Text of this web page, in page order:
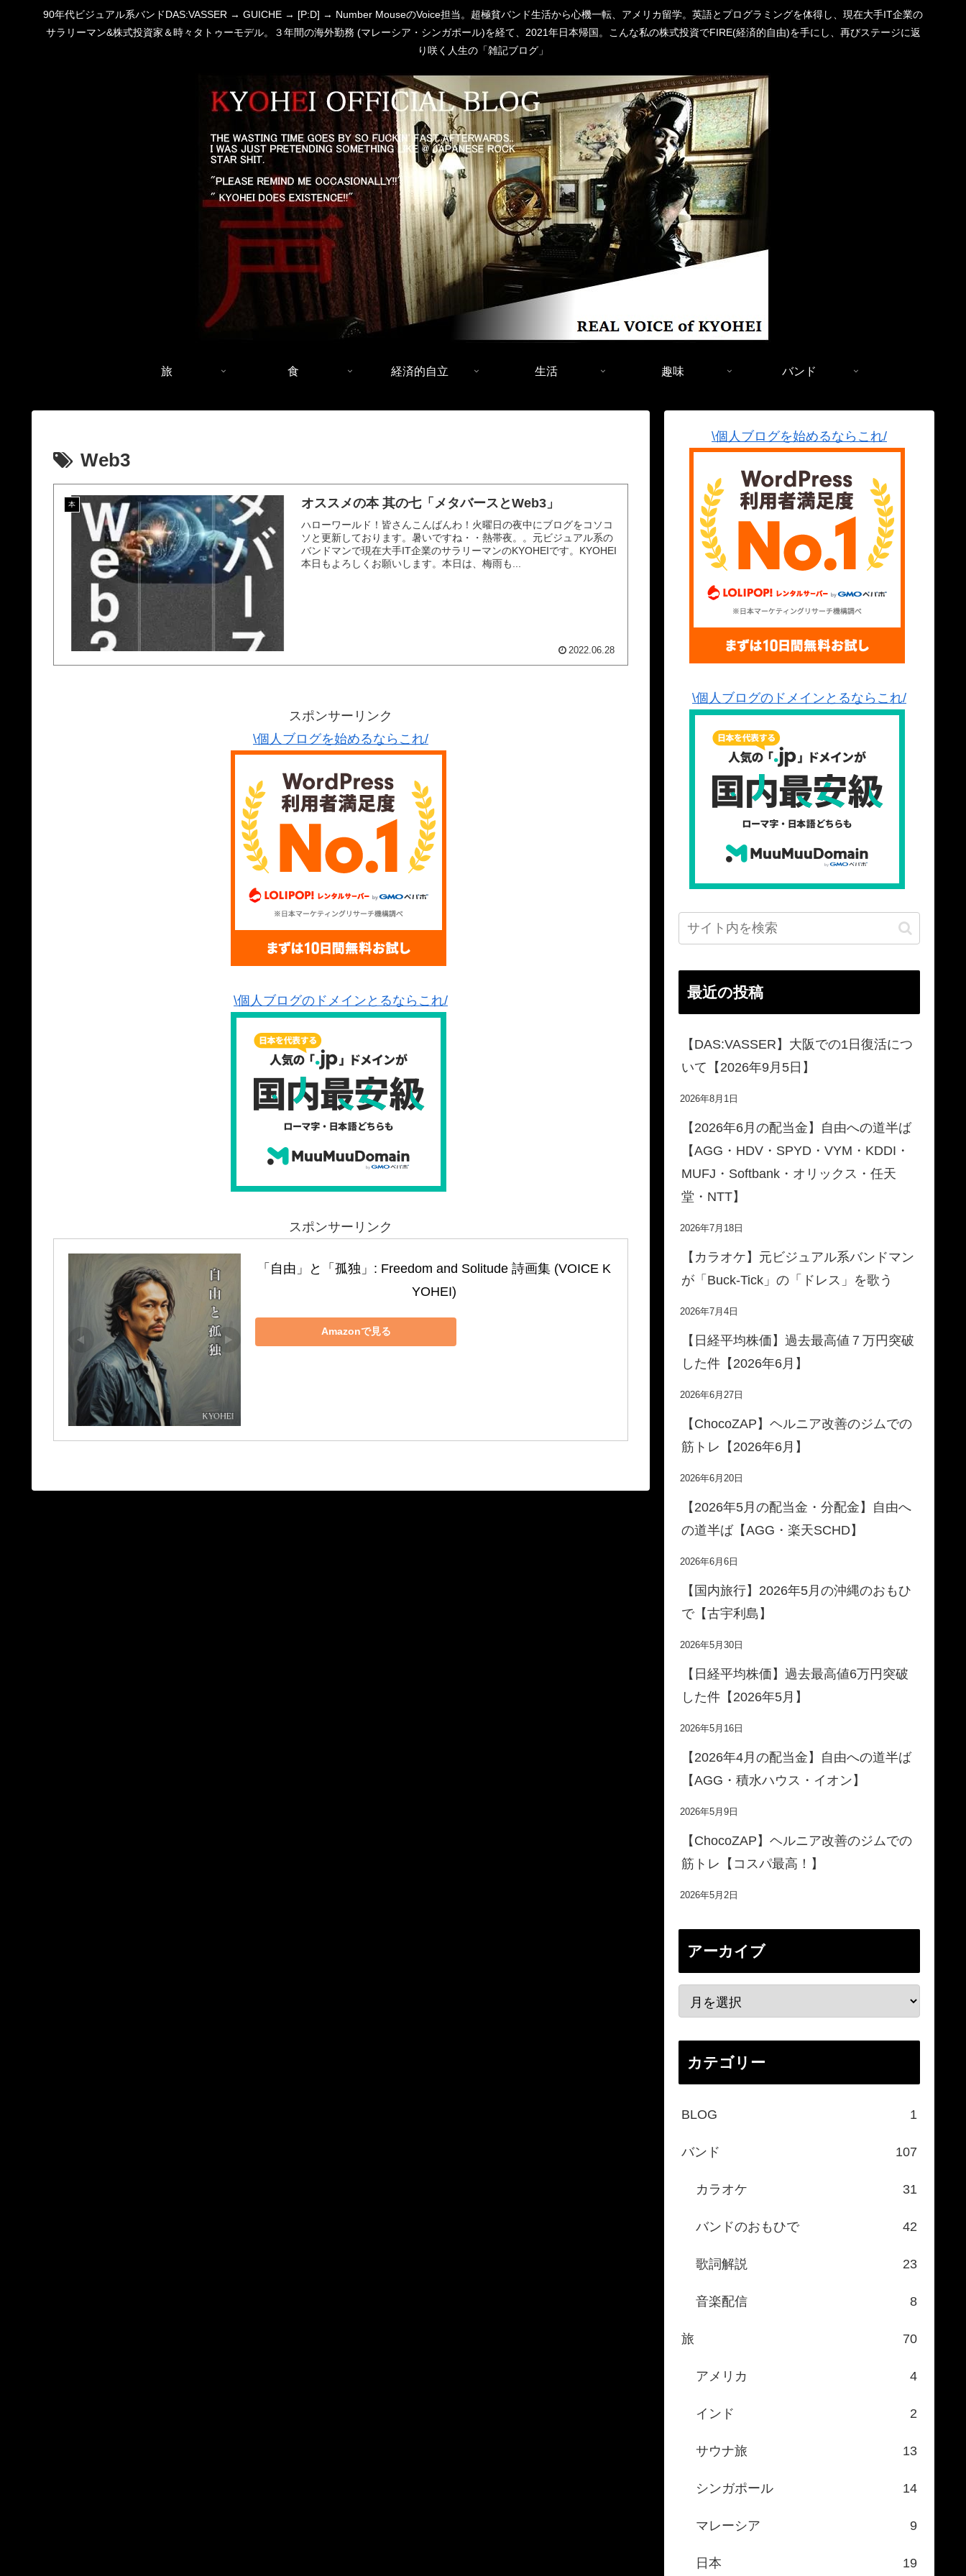
90年代ビジュアル系バンドDAS:VASSER → GUICHE → [P:D] → Number MouseのVoice担当。超極貧バンド生活から心機一転、アメリカ留学。英語とプログラミングを体得し、現在大手IT企業の
サラリーマン&株式投資家＆時々タトゥーモデル。３年間の海外勤務 (マレーシア・シンガポール)を経て、2021年日本帰国。こんな私の株式投資でFIRE(経済的自由)を手にし、再びステージに返
り咲く人生の「雑記ブログ」
旅 食 経済的自立 生活 趣味 バンド
Web3
本 オススメの本 其の七「メタバースとWeb3」
ハローワールド！皆さんこんばんわ！火曜日の夜中にブログをコソコ
ソと更新しております。暑いですね・・熱帯夜。。元ビジュアル系の
バンドマンで現在大手IT企業のサラリーマンのKYOHEIです。KYOHEI
本日もよろしくお願いします。本日は、梅雨も...
2022.06.28
スポンサーリンク
\個人ブログを始めるならこれ/
\個人ブログのドメインとるならこれ/
スポンサーリンク
「自由」と「孤独」: Freedom and Solitude 詩画集 (VOICE K
YOHEI)
Amazonで見る
\個人ブログを始めるならこれ/
\個人ブログのドメインとるならこれ/
最近の投稿
【DAS:VASSER】大阪での1日復活につ
いて【2026年9月5日】
2026年8月1日
【2026年6月の配当金】自由への道半ば
【AGG・HDV・SPYD・VYM・KDDI・
MUFJ・Softbank・オリックス・任天
堂・NTT】
2026年7月18日
【カラオケ】元ビジュアル系バンドマン
が「Buck-Tick」の「ドレス」を歌う
2026年7月4日
【日経平均株価】過去最高値７万円突破
した件【2026年6月】
2026年6月27日
【ChocoZAP】ヘルニア改善のジムでの
筋トレ【2026年6月】
2026年6月20日
【2026年5月の配当金・分配金】自由へ
の道半ば【AGG・楽天SCHD】
2026年6月6日
【国内旅行】2026年5月の沖縄のおもひ
で【古宇利島】
2026年5月30日
【日経平均株価】過去最高値6万円突破
した件【2026年5月】
2026年5月16日
【2026年4月の配当金】自由への道半ば
【AGG・積水ハウス・イオン】
2026年5月9日
【ChocoZAP】ヘルニア改善のジムでの
筋トレ【コスパ最高！】
2026年5月2日
アーカイブ
カテゴリー
BLOG 1
バンド 107
カラオケ 31
バンドのおもひで 42
歌詞解説 23
音楽配信 8
旅 70
アメリカ 4
インド 2
サウナ旅 13
シンガポール 14
マレーシア 9
日本 19